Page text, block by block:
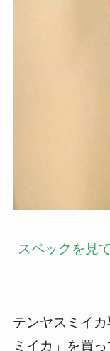
スペックを見
テンヤスミイ
ミイカ」を買っ